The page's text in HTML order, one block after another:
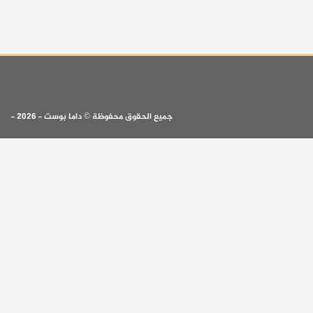
جميع الحقوق محفوظة © داما بوست - 2026 -